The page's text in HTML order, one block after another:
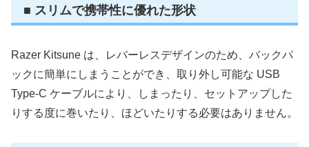
■ スリムで携帯性に優れた形状
Razer Kitsune は、レバーレスデザインのため、バックパ
ックに簡単にしまうことができ、取り外し可能な USB
Type-C ケーブルにより、しまったり、セットアップした
りする度に巻いたり、ほどいたりする必要はありません。